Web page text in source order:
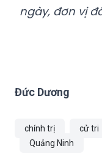
ngày, đơn vị
Đức Dương
chính trị cử tri
Quảng Ninh